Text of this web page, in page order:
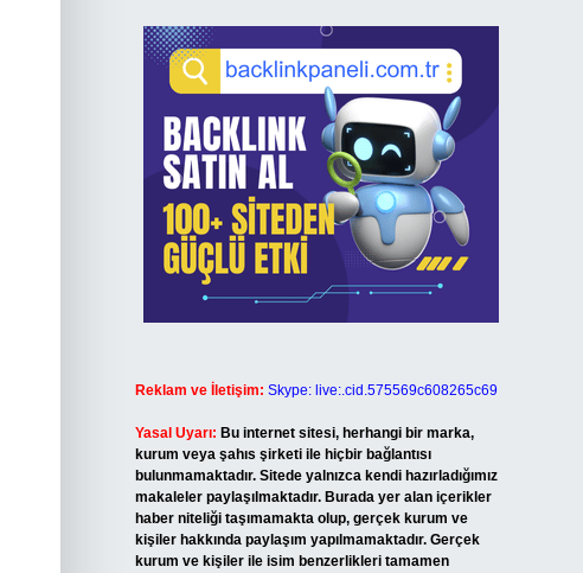
Reklam ve İletişim: Skype: live:.cid.575569c608265c69
Yasal Uyarı: Bu internet sitesi, herhangi bir marka,
kurum veya şahıs şirketi ile hiçbir bağlantısı
bulunmamaktadır. Sitede yalnızca kendi hazırladığımız
makaleler paylaşılmaktadır. Burada yer alan içerikler
haber niteliği taşımamakta olup, gerçek kurum ve
kişiler hakkında paylaşım yapılmamaktadır. Gerçek
kurum ve kişiler ile isim benzerlikleri tamamen